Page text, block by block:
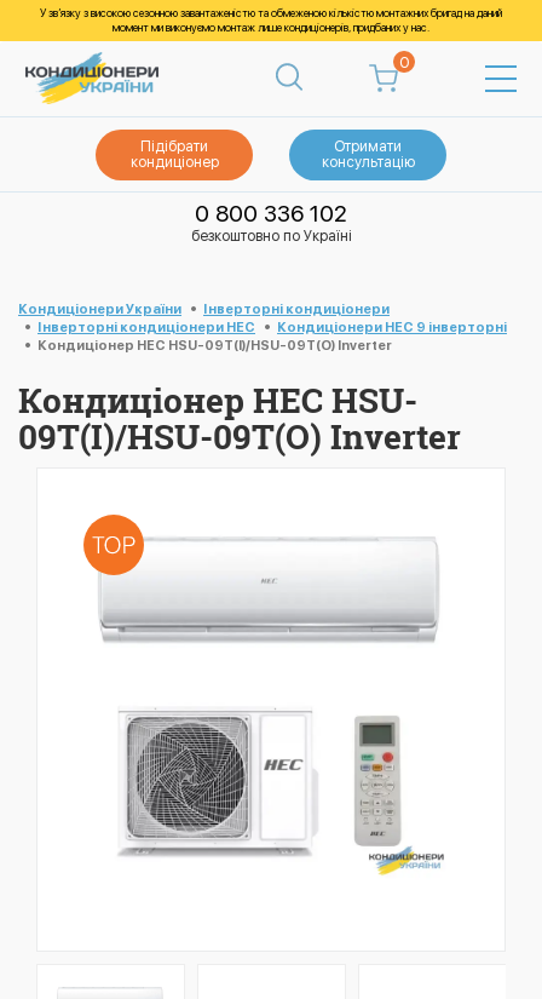
У зв’язку з високою сезонною завантаженістю та обмеженою кількістю монтажних бригад на даний
момент ми виконуємо монтаж лише кондиціонерів, придбаних у нас.
0
Підібрати
кондиціонер
Отримати
консультацію
0 800 336 102
безкоштовно по Україні
Кондиціонери України
Інверторні кондиціонери
Інверторні кондиціонери HEC
Кондиціонери HEC 9 інверторні
Кондиціонер HEC HSU-09T(I)/HSU-09T(O) Inverter
Кондиціонер HEC HSU-
09T(I)/HSU-09T(O) Inverter